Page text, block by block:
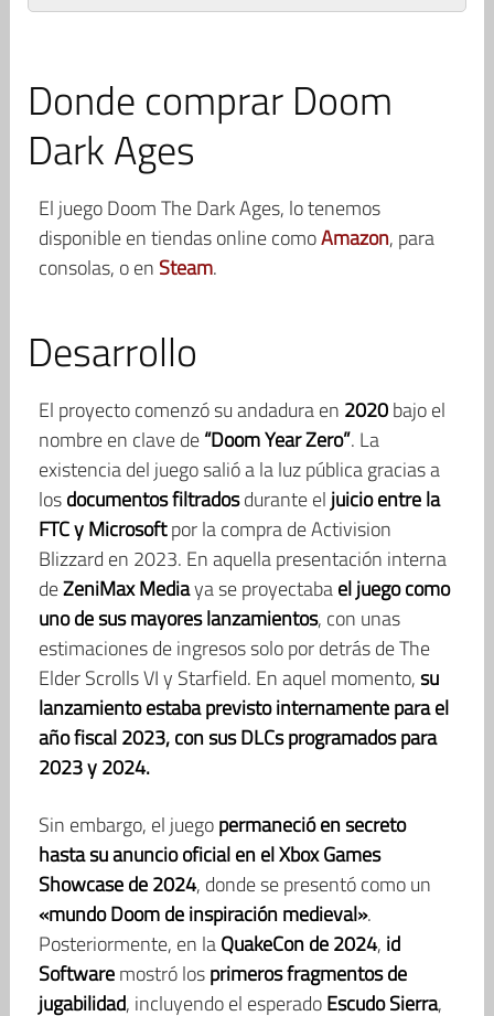
Donde comprar Doom
Dark Ages
El juego Doom The Dark Ages, lo tenemos
disponible en tiendas online comoAmazon, para
consolas, o en Steam.
Desarrollo
El proyecto comenzó su andadura en 2020bajo el
nombre en clave de“Doom Year Zero”. La
existencia del juego salió a la luz pública gracias a
losdocumentos filtradosdurante el juicio entre la
FTC y Microsoftpor la compra de Activision
Blizzard en 2023. En aquella presentación interna
deZeniMax Mediaya se proyectabael juego como
uno de sus mayores lanzamientos, con unas
estimaciones de ingresos solo por detrás de The
Elder Scrolls VI y Starfield. En aquel momento,su
lanzamiento estaba previsto internamente para el
año fiscal 2023, con sus DLCs programados para
2023 y 2024.
Sin embargo, el juegopermaneció en secreto
hasta su anuncio oficial en el Xbox Games
Showcase de 2024, donde se presentó como un
«mundo Doom de inspiración medieval».
Posteriormente, en laQuakeCon de 2024, id
Softwaremostró losprimeros fragmentos de
jugabilidad, incluyendo el esperadoEscudo Sierra,